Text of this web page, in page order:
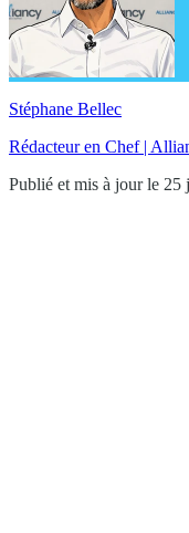
Stéphane Bellec
Rédacteur en Chef |
Publié et mis à jour le 25